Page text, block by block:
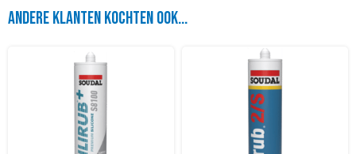
Andere klanten kochten ook...